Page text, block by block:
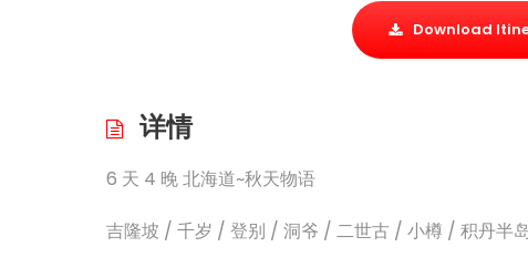
Download
详情
6 天 4 晚 北海道~秋天物语
吉隆坡 / 千岁 / 登别 / 洞爷 / 二世古 / 小樽 / 积丹半